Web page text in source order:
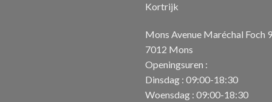
Kortrijk
Mons Avenue Maréchal Foch
7012 Mons
Openingsuren :
Dinsdag : 09:00-18:30
Woensdag : 09:00-18:30